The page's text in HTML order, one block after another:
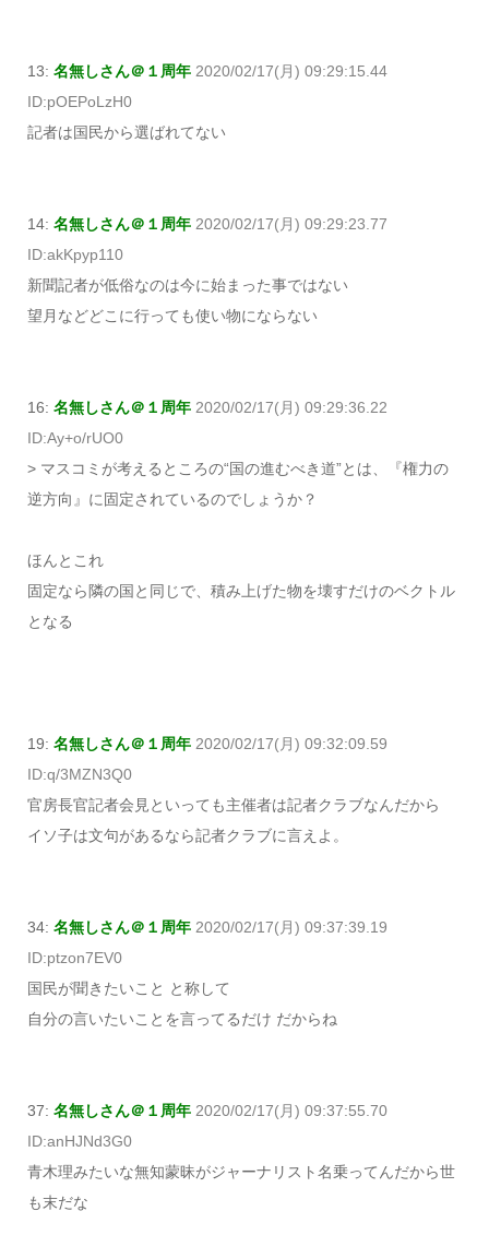
13: 名無しさん＠１周年 2020/02/17(月) 09:29:15.44
ID:pOEPoLzH0
記者は国民から選ばれてない
14: 名無しさん＠１周年 2020/02/17(月) 09:29:23.77
ID:akKpyp110
新聞記者が低俗なのは今に始まった事ではない
望月などどこに行っても使い物にならない
16: 名無しさん＠１周年 2020/02/17(月) 09:29:36.22
ID:Ay+o/rUO0
> マスコミが考えるところの“国の進むべき道”とは、『権力の
逆方向』に固定されているのでしょうか？
ほんとこれ
固定なら隣の国と同じで、積み上げた物を壊すだけのベクトル
となる
19: 名無しさん＠１周年 2020/02/17(月) 09:32:09.59
ID:q/3MZN3Q0
官房長官記者会見といっても主催者は記者クラブなんだから
イソ子は文句があるなら記者クラブに言えよ。
34: 名無しさん＠１周年 2020/02/17(月) 09:37:39.19
ID:ptzon7EV0
国民が聞きたいこと と称して
自分の言いたいことを言ってるだけ だからね
37: 名無しさん＠１周年 2020/02/17(月) 09:37:55.70
ID:anHJNd3G0
青木理みたいな無知蒙昧がジャーナリスト名乗ってんだから世
も末だな